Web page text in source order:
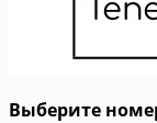
Выберите